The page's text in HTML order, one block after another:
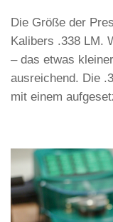
Die Größe der
Kalibers .338 LM.
– das etwas
ausreichend. Die
mit einem